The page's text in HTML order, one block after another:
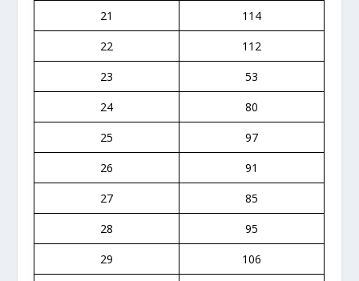
21
114
22
112
23
53
24
80
25
97
26
91
27
85
28
95
29
106